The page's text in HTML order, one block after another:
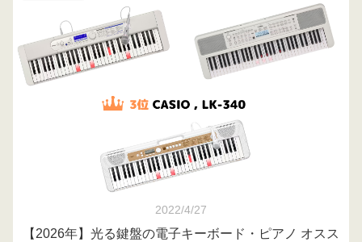
2022/4/27
【2026年】光る鍵盤の電子キーボード・ピアノ オスス